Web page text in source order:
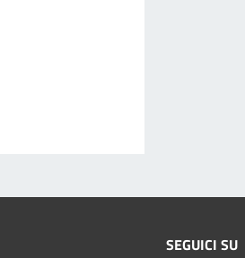
SEGUICI SU